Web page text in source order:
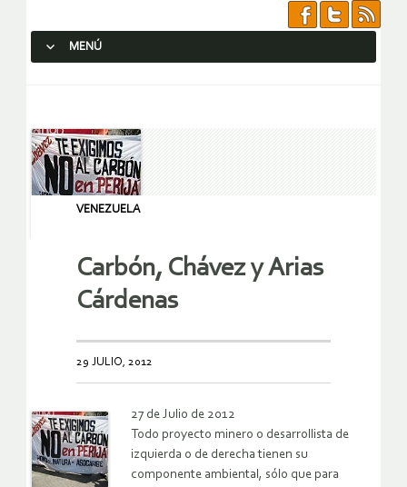
MENÚ
VENEZUELA
Carbón, Chávez y Arias
Cárdenas
29 JULIO, 2012
27 de Julio de 2012
Todo proyecto minero o desarrollista de
izquierda o de derecha tienen su
componente ambiental, sólo que para